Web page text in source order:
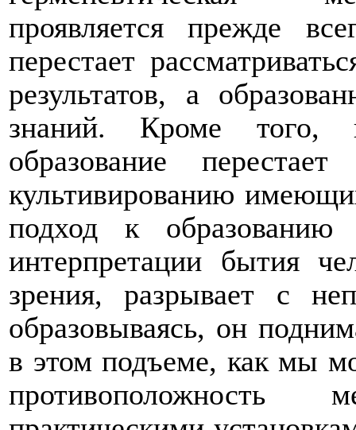
проявляется прежде
перестает
результатов, а
знаний. Кроме того, в
образование
культивированию
подход к образованию
интерпретации бытия
зрения, разрывает с
образовываясь, он
в этом подъеме, как мы